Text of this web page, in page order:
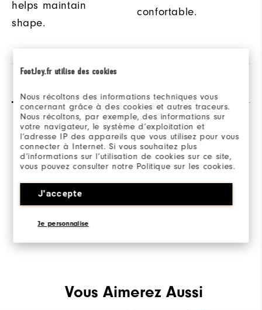
FootJoy.fr utilise des cookies
Nous récoltons des informations techniques vous
concernant grâce à des cookies et autres traceurs.
Nous récoltons, par exemple, des informations sur
votre navigateur, le système d’exploitation et
l’adresse IP des appareils que vous utilisez pour vous
connecter à Internet. Si vous souhaitez plus
d’informations sur l’utilisation de cookies sur ce site,
vous pouvez consulter notre Politique sur les cookies.
J'accepte
Je personnalise
helps maintain
shape.
confortable.
Vous Aimerez Aussi